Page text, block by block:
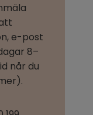
e-post
8–
når du